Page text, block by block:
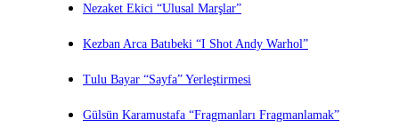
Nezaket Ekici “Ulusal Marşlar”
Kezban Arca Batıbeki “I Shot Andy Warhol”
Tulu Bayar “Sayfa” Yerleştirmesi
Gülsün Karamustafa “Fragmanları Fragmanlamak”